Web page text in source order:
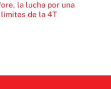
la lucha por una
de la 4T